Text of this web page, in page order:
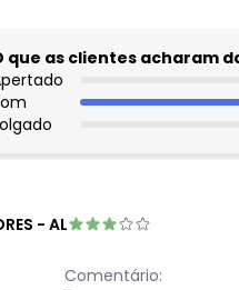
que as clientes acharam
- AL
Comentário: